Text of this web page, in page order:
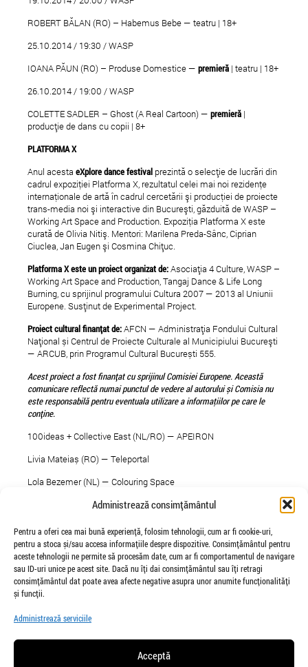
Administrează consimțământul
Pentru a oferi cea mai bună experiență, folosim tehnologii, cum ar fi cookie-uri,
pentru a stoca și/sau accesa informațiile despre dispozitive. Consimțământul pentru
aceste tehnologii ne permite să procesăm date, cum ar fi comportamentul de navigare
sau ID-uri unice pe acest site. Dacă nu îți dai consimțământul sau îți retragi
consimțământul dat poate avea afecte negative asupra unor anumite funcționalități
și funcții.
Administrează serviciile
Acceptă
ROBERT BĂLAN (RO) – Habemus Bebe — teatru | 18+
25.10.2014 / 19:30 / WASP
IOANA PĂUN (RO) – Produse Domestice — premieră | teatru | 18+
26.10.2014 / 19:00 / WASP
COLETTE SADLER – Ghost (A Real Cartoon) — premieră |
producție de dans cu copii | 8+
PLATFORMA X
Anul acesta eXplore dance festival prezintă o selecție de lucrări din
cadrul expoziţiei Platforma X, rezultatul celei mai noi rezidenţe
internaţionale de artă în cadrul cercetării şi producţiei de proiecte
trans-media noi şi interactive din Bucureşti, găzduită de WASP –
Working Art Space and Production. Expoziţia Platforma X este
curată de Olivia Nitiş. Mentori: Marilena Preda-Sânc, Ciprian
Ciuclea, Jan Eugen şi Cosmina Chițuc.
Platforma X este un proiect organizat de:Asociația 4 Culture, WASP –
Working Art Space and Production, Tangaj Dance & Life Long
Burning, cu sprijinul programului Cultura 2007 — 2013 al Uniunii
Europene. Susținut de Experimental Project.
Proiect cultural finanțat de:AFCN — Administrația Fondului Cultural
Național și Centrul de Proiecte Culturale al Municipiului Bucureşti
— ARCUB, prin Programul Cultural București 555.
Acest proiect a fost finanțat cu sprijinul Comisiei Europene. Această
comunicare reflectănumai punctul de vedere al autoruluiși Comisia nu
este responsabilăpentru eventuala utilizare a informaţiilor pe care le
conține.
100ideas + Collective East (NL/RO) — APEIRON
Livia Mateiaș (RO) — Teleportal
Lola Bezemer (NL) — Colouring Space
Łucja Grodzicka (PL/UK) — Between
Marius Jurca (RO) — INTROSPECTION_2014
More information about the X Platform are available at
www.waspmagazine.com.